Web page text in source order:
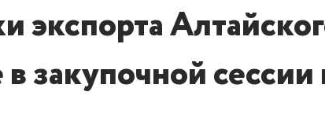
3D-тур по Центру
экспорта
в закупочной